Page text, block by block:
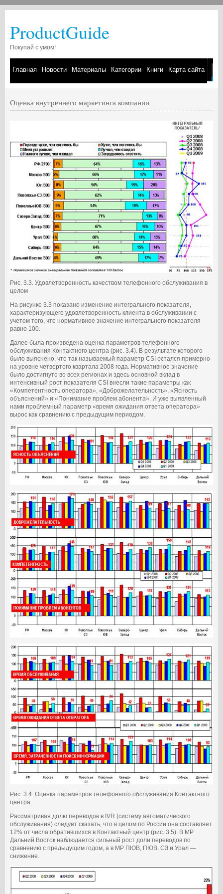
ProductGuide
Покупай с умом!
Главная Новости Материалы Категории Книги Карта сайта
Оценка внутреннего маркетинга компании
Рис. 3.3. Удовлетворенность качеством телефонного обслуживания в
целом
На рисунке 3.3 показано изменение интегрального показателя,
характеризующего удовлетворенность клиента в обслуживании с
учетом того, что нормативное значение интегрального показателя
равно 100.
Далее была произведена оценка параметров телефонного
обслуживания Контактного центра (рис. 3.4). В результате которого
было выяснено, что так называемый параметр CSI остался примерно
на уровне четвертого квартала 2008 года. Нормативное значение
было достигнуто во всех регионах и здесь основной вклад в
интенсивный рост показателя CSI внесли такие параметры как
«Компетентность оператора», «Доброжелательность», «Ясность
объяснений» и «Понимание проблем абонента». И уже выявленный
нами проблемный параметр «время ожидания ответа оператора»
вырос как сравнению с предыдущим периодом.
Рис. 3.4. Оценка параметров телефонного обслуживания Контактного
центра
Рассматривая долю переводов в IVR (систему автоматического
обслуживания) следует сказать, что в целом по России она составляет
12% от числа обратившихся в Контактный центр (рис. 3.5). В МР
Дальний Восток наблюдается сильный рост доли переводов по
сравнению с предыдущим годом, а в МР ПЮВ, ПЮВ, СЗ и Урал —
снижение.